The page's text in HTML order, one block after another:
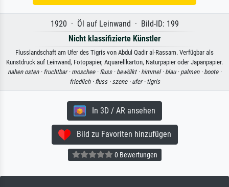
1920 · Öl auf Leinwand · Bild-ID: 199
Nicht klassifizierte Künstler
Flusslandschaft am Ufer des Tigris von Abdul Qadir al-Rassam. Verfügbar als
Kunstdruck auf Leinwand, Fotopapier, Aquarellkarton, Naturpapier oder Japanpapier.
nahen osten · fruchtbar · moschee · fluss · bewölkt · himmel · blau · palmen · boote ·
friedlich · fluss · szene · ufer · tigris
In 3D / AR ansehen
Bild zu Favoriten hinzufügen
0 Bewertungen